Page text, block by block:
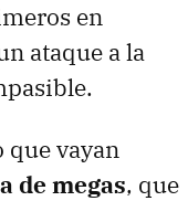
en
ataque a la
que vayan
de megas, que